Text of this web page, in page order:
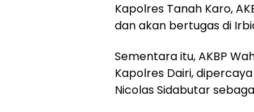
Kapolres Tanah Karo,
dan akan bertugas di
Sementara itu, AKBP
Kapolres Dairi,
Nicolas Sidabutar